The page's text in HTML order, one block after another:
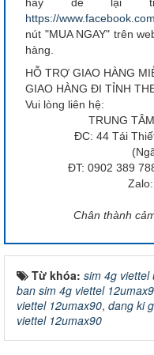
https://
nút "MUA NGAY" trên
hàng.
HỖ TRỢ GIAO HÀNG
GIAO HÀNG ĐI TỈNH
Vui lòng liên hệ:
TRUNG
ĐC: 44 Tái
ĐT: 0902 389
Chân thành
Từ khóa: sim 4g viettel
ban sim 4g viettel
viettel 12umax90, dang ki
viettel 12umax90